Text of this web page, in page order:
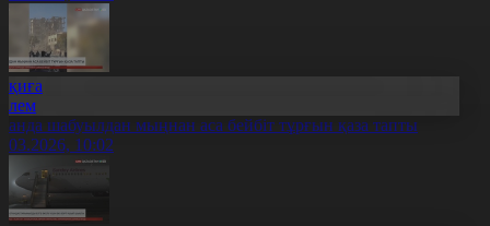
шабуылдан мыңнан аса бейбіт тұрғын қаза тапты
10:02